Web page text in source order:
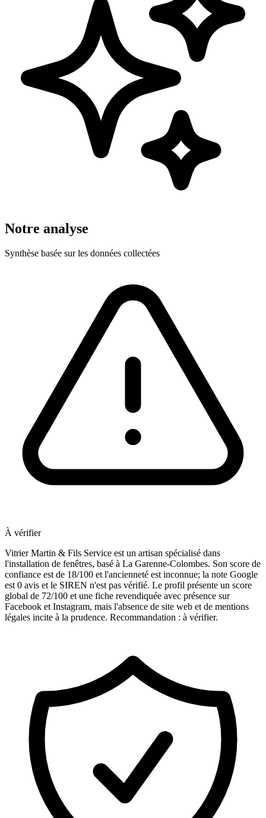
Notre analyse
Synthèse basée sur les données collectées
À vérifier
Vitrier Martin & Fils Service est un artisan spécialisé dans
l'installation de fenêtres, basé à La Garenne-Colombes. Son score de
confiance est de 18/100 et l'ancienneté est inconnue; la note Google
est 0 avis et le SIREN n'est pas vérifié. Le profil présente un score
global de 72/100 et une fiche revendiquée avec présence sur
Facebook et Instagram, mais l'absence de site web et de mentions
légales incite à la prudence. Recommandation : à vérifier.